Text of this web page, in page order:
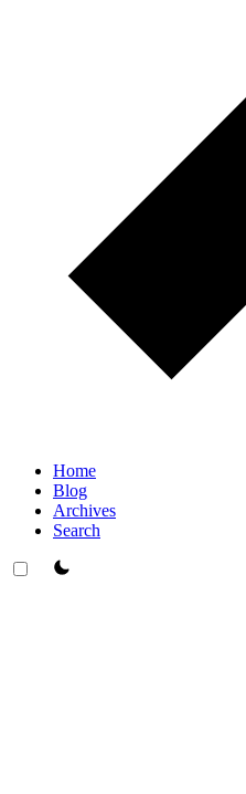
Home
Blog
Archives
Search
theme switcher